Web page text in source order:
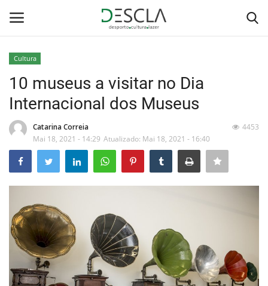
Home
...by Descla
Desporto
Sobre Nós
Educação
Cultura
10 museus a visitar no Dia
Internacional dos Museus
Catarina Correia
Mai 18, 2021 - 14:29 Atualizado: Mai 18, 2021 - 16:40
4453